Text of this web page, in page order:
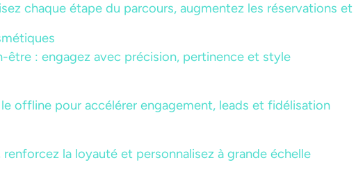
chaque étape du parcours, augmentez les réservations
être : engagez avec précision, pertinence et style
offline pour accélérer engagement, leads et fidélisation
renforcez la loyauté et personnalisez à grande échelle